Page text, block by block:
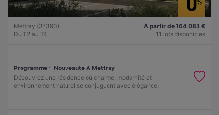
Mettray (37390)
Du T2 au T4
À partir de 164 083 €
11 lots disponibles
Programme : Nouveaute A Mettray
Découvrez une résidence où charme, modernité et
environnement naturel se conjuguent avec élégance.